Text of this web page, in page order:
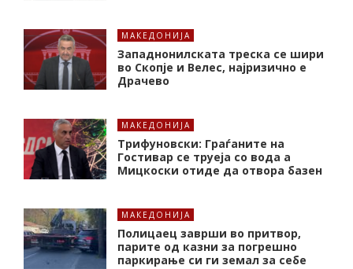
МАКЕДОНИЈА
Западнонилската треска се шири
во Скопје и Велес, најризично е
Драчево
МАКЕДОНИЈА
Трифуновски: Граѓаните на
Гостивар се труеја со вода а
Мицкоски отиде да отвора базен
МАКЕДОНИЈА
Полицаец заврши во притвор,
парите од казни за погрешно
паркирање си ги земал за себе